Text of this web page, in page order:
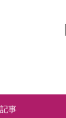
記事